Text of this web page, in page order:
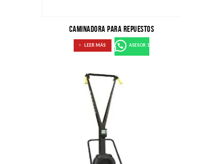
CAMINADORA PARA REPUESTOS
LEER MÁS ASESOR 1